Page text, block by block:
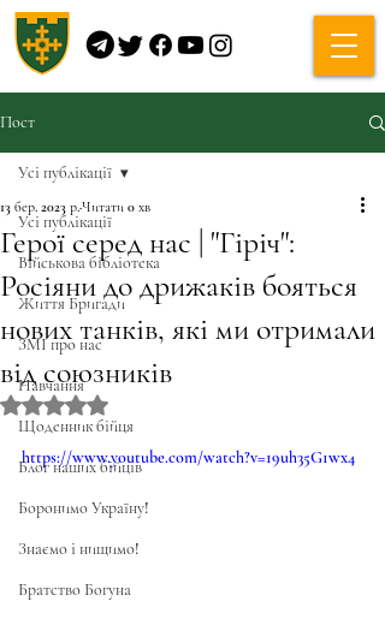
Пост
Усі публікації
Військова бібліотека
Життя Бригади
ЗМІ про нас
Навчання
Щоденник бійця
Блог наших бійців
Боронимо Україну!
Знаємо і нищимо!
Братство Богуна
Усі публікації
Герої серед нас | "Гіріч":
Росіяни до дрижаків бояться
нових танків, які ми отримали
від союзників
13 бер. 2023 р.Читати 0 хв
Оцінка: NaN з 5 зірок.
https://www.youtube.com/watch?v=19uh35G1wx4